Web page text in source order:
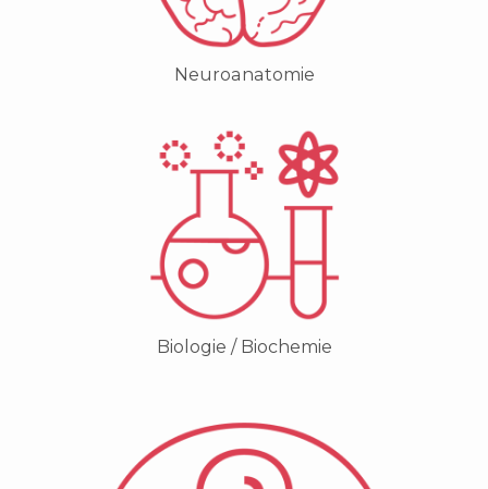
Neuroanatomie
Biologie / Biochemie